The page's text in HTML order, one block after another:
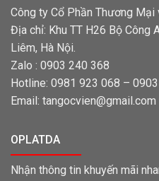
Công ty Cổ Phần Thương Mại
Địa chỉ: Khu TT H26 Bộ Công
Liêm, Hà Nội.
Zalo : 0903 240 368
Hotline: 0981 923 068 –
Email: tangocvien@gmail.com
OPLATDA
Nhận thông tin khuyến mãi